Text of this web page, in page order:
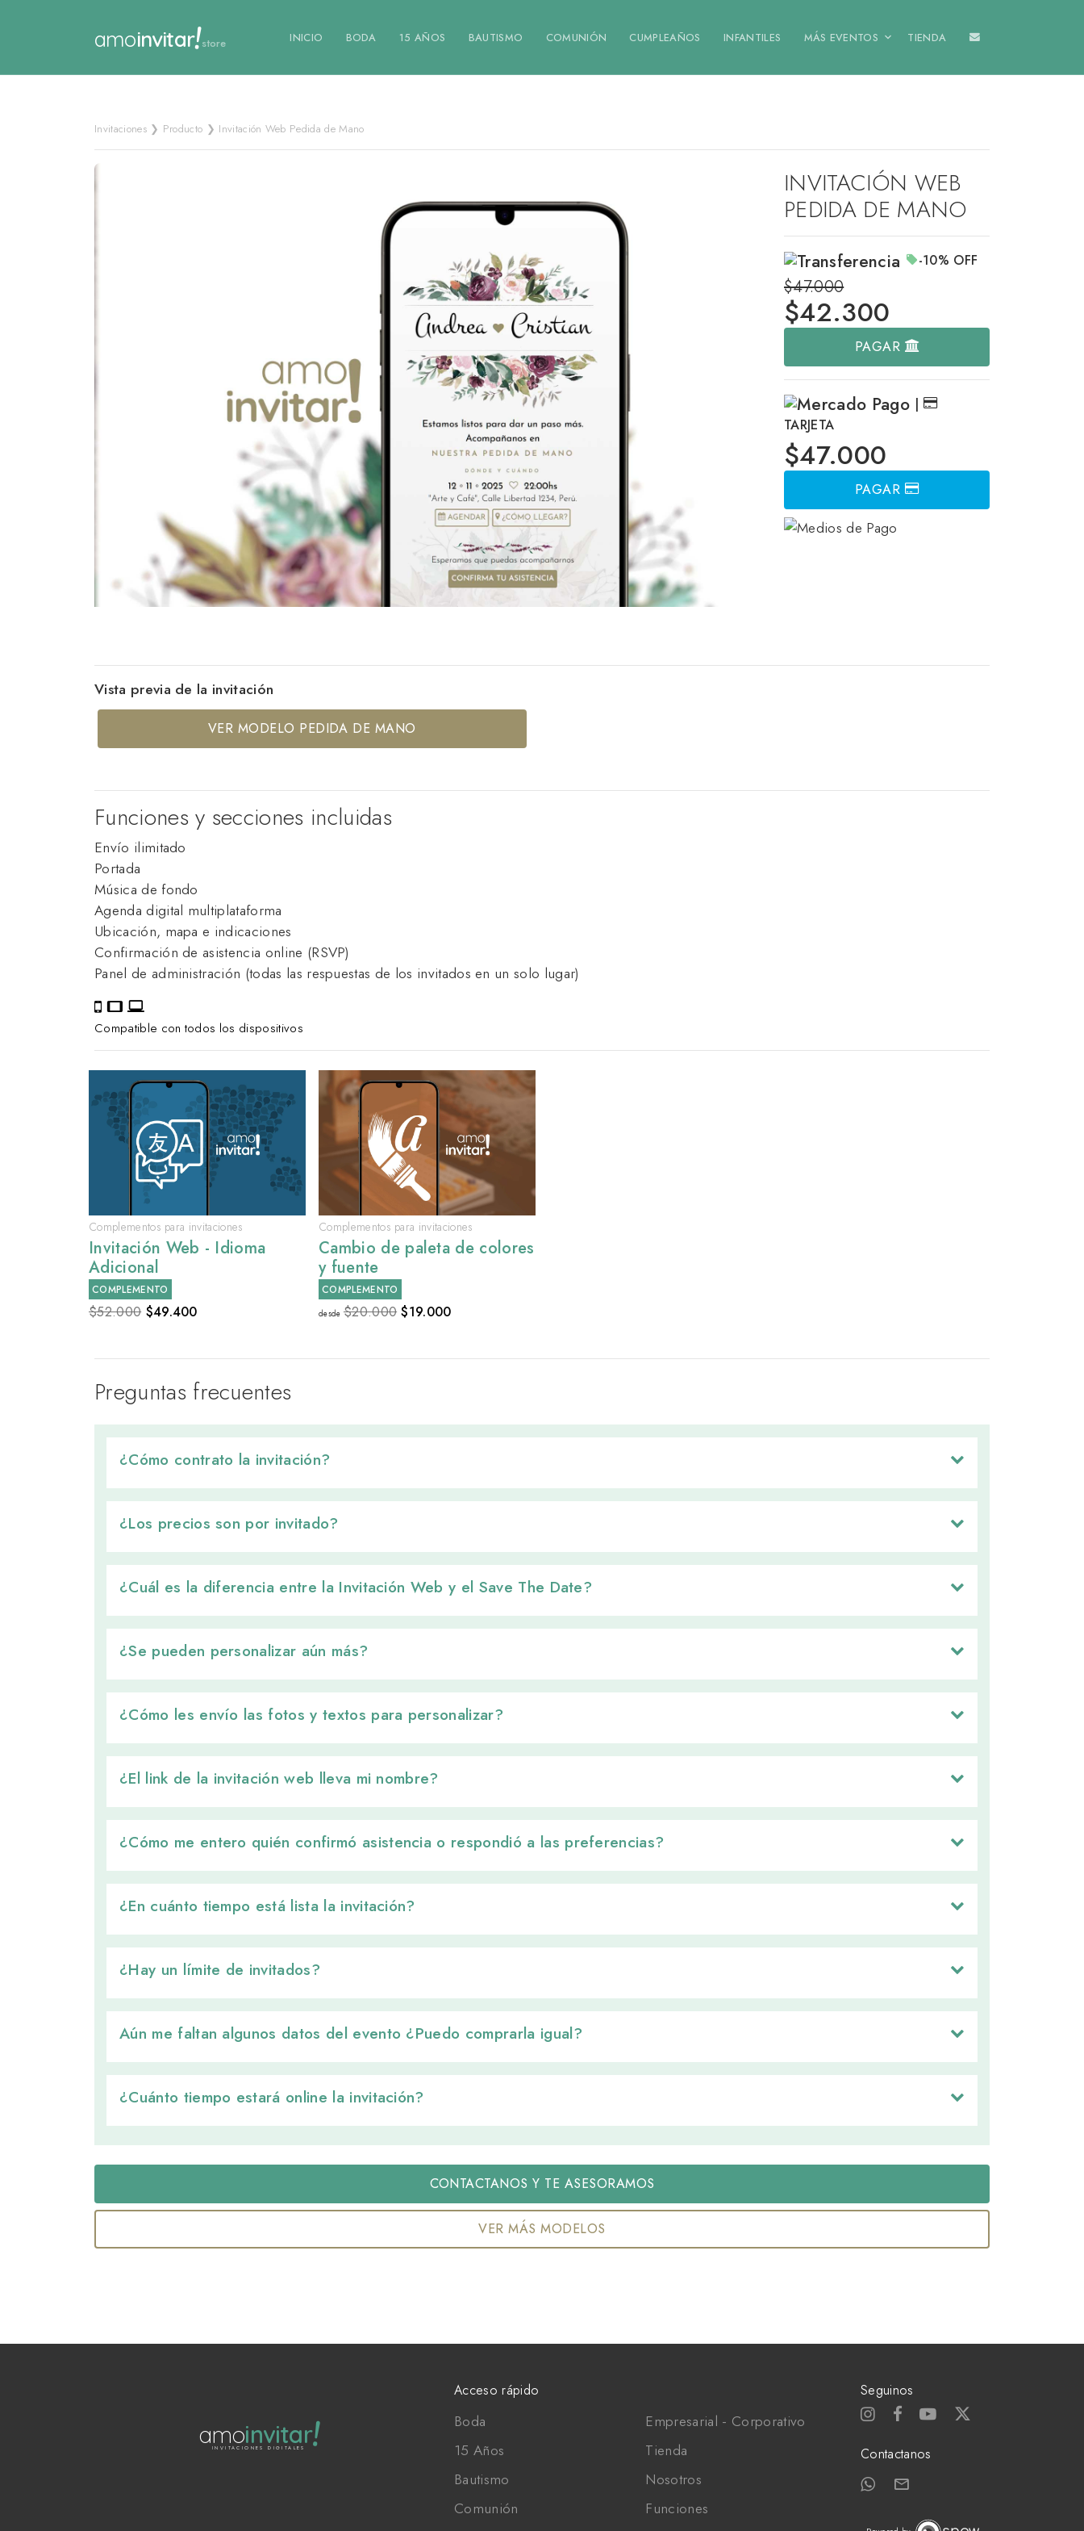
amoinvitar!store INICIO BODA 15 AÑOS BAUTISMO COMUNIÓN CUMPLEAÑOS INFANTILES MÁS EVENTOS TIENDA
Invitaciones ❯ Producto ❯ Invitación Web Pedida de Mano
INVITACIÓN WEB
PEDIDA DE MANO
-10% OFF
$47.000
$42.300
PAGAR
|
TARJETA
$47.000
PAGAR
Vista previa de la invitación
VER MODELO PEDIDA DE MANO
Funciones y secciones incluidas
Envío ilimitado
Portada
Música de fondo
Agenda digital multiplataforma
Ubicación, mapa e indicaciones
Confirmación de asistencia online (RSVP)
Panel de administración (todas las respuestas de los invitados en un solo lugar)
Compatible con todos los dispositivos
Complementos para invitaciones
Invitación Web - Idioma
Adicional
COMPLEMENTO
$52.000$49.400
Complementos para invitaciones
Cambio de paleta de colores
y fuente
COMPLEMENTO
desde $20.000$19.000
Preguntas frecuentes
¿Cómo contrato la invitación?
¿Los precios son por invitado?
¿Cuál es la diferencia entre la Invitación Web y el Save The Date?
¿Se pueden personalizar aún más?
¿Cómo les envío las fotos y textos para personalizar?
¿El link de la invitación web lleva mi nombre?
¿Cómo me entero quién confirmó asistencia o respondió a las preferencias?
¿En cuánto tiempo está lista la invitación?
¿Hay un límite de invitados?
Aún me faltan algunos datos del evento ¿Puedo comprarla igual?
¿Cuánto tiempo estará online la invitación?
CONTACTANOS Y TE ASESORAMOS
VER MÁS MODELOS
amoinvitar!
INVITACIONES DIGITALES
Acceso rápido
Boda
15 Años
Bautismo
Comunión
Empresarial - Corporativo
Tienda
Nosotros
Funciones
Seguinos
Contactanos